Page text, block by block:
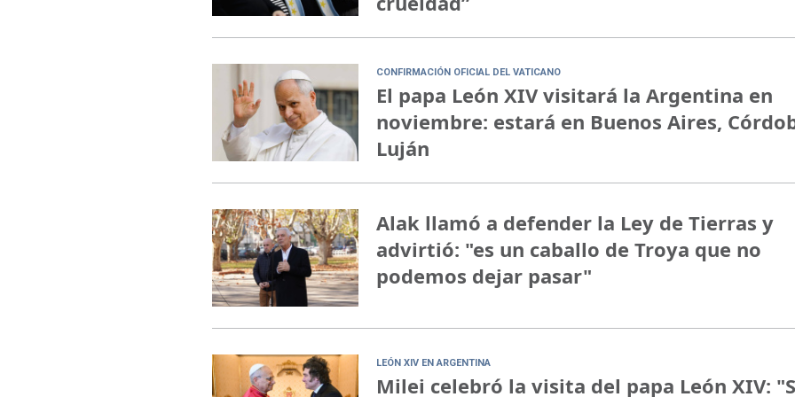
CONFIRMACIÓN OFICIAL DEL VATICANO
El papa León XIV visitará la Argentina en
noviembre: estará en Buenos Aires,
Luján
Alak llamó a defender la Ley de Tierras y
advirtió: "es un caballo de Troya que no
podemos dejar pasar"
LEÓN XIV EN ARGENTINA
Milei celebró la visita del papa León XIV: